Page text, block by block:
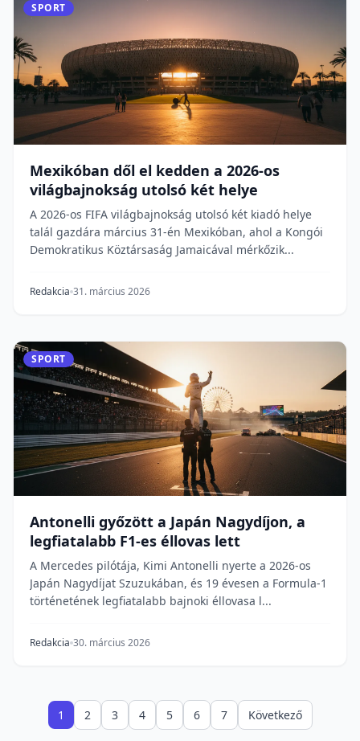
SPORT
Mexikóban dől el kedden a 2026-os
világbajnokság utolsó két helye
A 2026-os FIFA világbajnokság utolsó két kiadó helye
talál gazdára március 31-én Mexikóban, ahol a Kongói
Demokratikus Köztársaság Jamaicával mérkőzik...
Redakcia 31. március 2026
SPORT
Antonelli győzött a Japán Nagydíjon, a
legfiatalabb F1-es éllovas lett
A Mercedes pilótája, Kimi Antonelli nyerte a 2026-os
Japán Nagydíjat Szuzukában, és 19 évesen a Formula-1
történetének legfiatalabb bajnoki éllovasa l...
Redakcia 30. március 2026
1 2 3 4 5 6 7 Következő